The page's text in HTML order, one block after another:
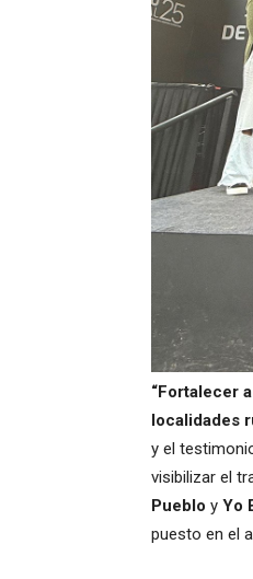
“Fortalecer
localidades
y el
visibilizar el
Pueblo y Yo
puesto en el